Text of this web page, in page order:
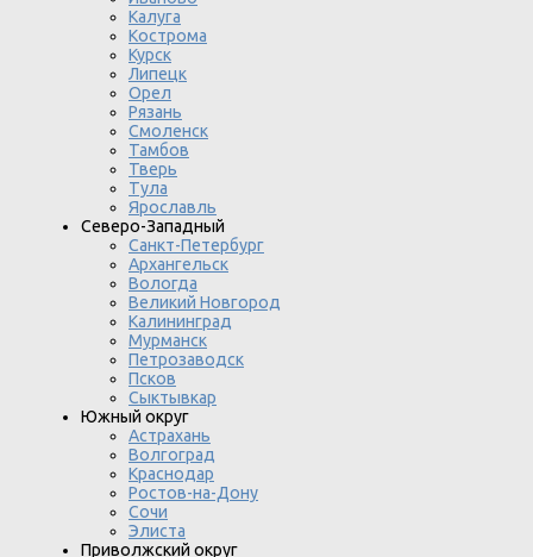
Калуга
Кострома
Курск
Липецк
Орел
Рязань
Смоленск
Тамбов
Тверь
Тула
Ярославль
Северо-Западный
Санкт-Петербург
Архангельск
Вологда
Великий Новгород
Калининград
Мурманск
Петрозаводск
Псков
Сыктывкар
Южный округ
Астрахань
Волгоград
Краснодар
Ростов-на-Дону
Сочи
Элиста
Приволжский округ